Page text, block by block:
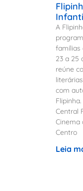
A
famílias
23 a 25
reúne
com
Central
Cinema
Centro
Leia